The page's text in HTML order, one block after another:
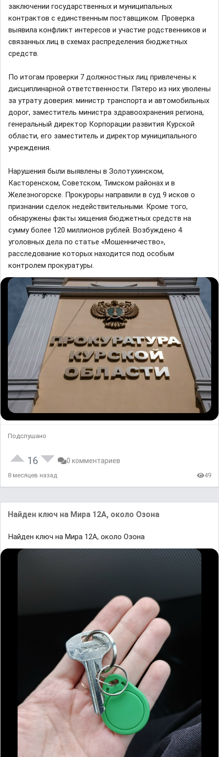
заключении государственных и муниципальных
контрактов с единственным поставщиком. Проверка
выявила конфликт интересов и участие родственников и
связанных лиц в схемах распределения бюджетных
средств.
По итогам проверки 7 должностных лиц привлечены к
дисциплинарной ответственности. Пятеро из них уволены
за утрату доверия: министр транспорта и автомобильных
дорог, заместитель министра здравоохранения региона,
генеральный директор Корпорации развития Курской
области, его заместитель и директор муниципального
учреждения.
Нарушения были выявлены в Золотухинском,
Касторенском, Советском, Тимском районах и в
Железногорске. Прокуроры направили в суд 9 исков о
признании сделок недействительными. Кроме того,
обнаружены факты хищения бюджетных средств на
сумму более 120 миллионов рублей. Возбуждено 4
уголовных дела по статье «Мошенничество»,
расследование которых находится под особым
контролем прокуратуры.
Подслушано
16 0 комментариев
8 месяцев назад 49
Найден ключ на Мира 12А, около Озона
Найден ключ на Мира 12А, около Озона